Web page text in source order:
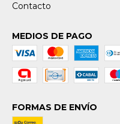
Contacto
MEDIOS DE PAGO
FORMAS DE ENVÍO